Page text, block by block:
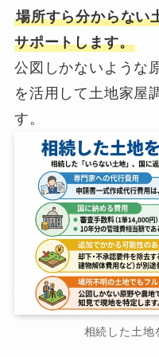
場所すら分からない
サポートします。
公図しかないような
を活用して土地家屋
す。
相続した土地